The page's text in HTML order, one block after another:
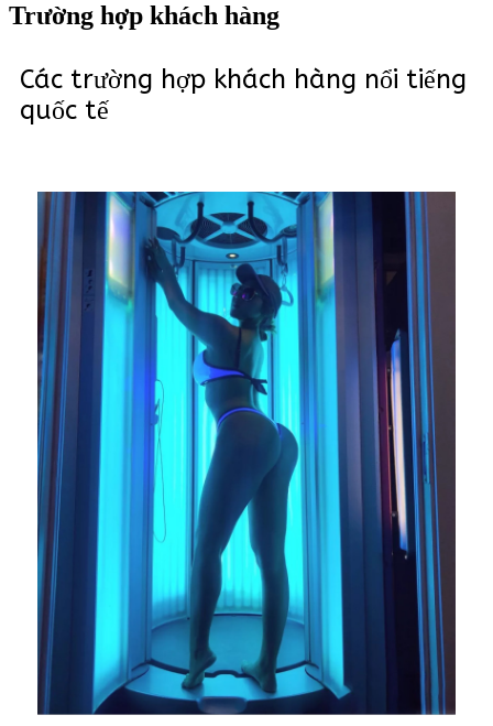
Trường hợp khách hàng
Các trường hợp khách hàng nổi tiếng
quốc tế